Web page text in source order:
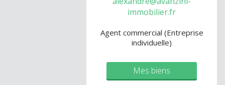
immobilier.fr
Agent commercial (Entreprise
individuelle)
Mes biens